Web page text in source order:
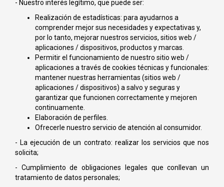
- Nuestro interés legítimo, que puede ser:
Realización de estadísticas: para ayudarnos a
comprender mejor sus necesidades y expectativas y,
por lo tanto, mejorar nuestros servicios, sitios web /
aplicaciones / dispositivos, productos y marcas.
Permitir el funcionamiento de nuestro sitio web /
aplicaciones a través de cookies técnicas y funcionales:
mantener nuestras herramientas (sitios web /
aplicaciones / dispositivos) a salvo y seguras y
garantizar que funcionen correctamente y mejoren
continuamente.
Elaboración de perfiles.
Ofrecerle nuestro servicio de atención al consumidor.
- La ejecución de un contrato: realizar los servicios que nos
solicita;
- Cumplimiento de obligaciones legales que conllevan un
tratamiento de datos personales;